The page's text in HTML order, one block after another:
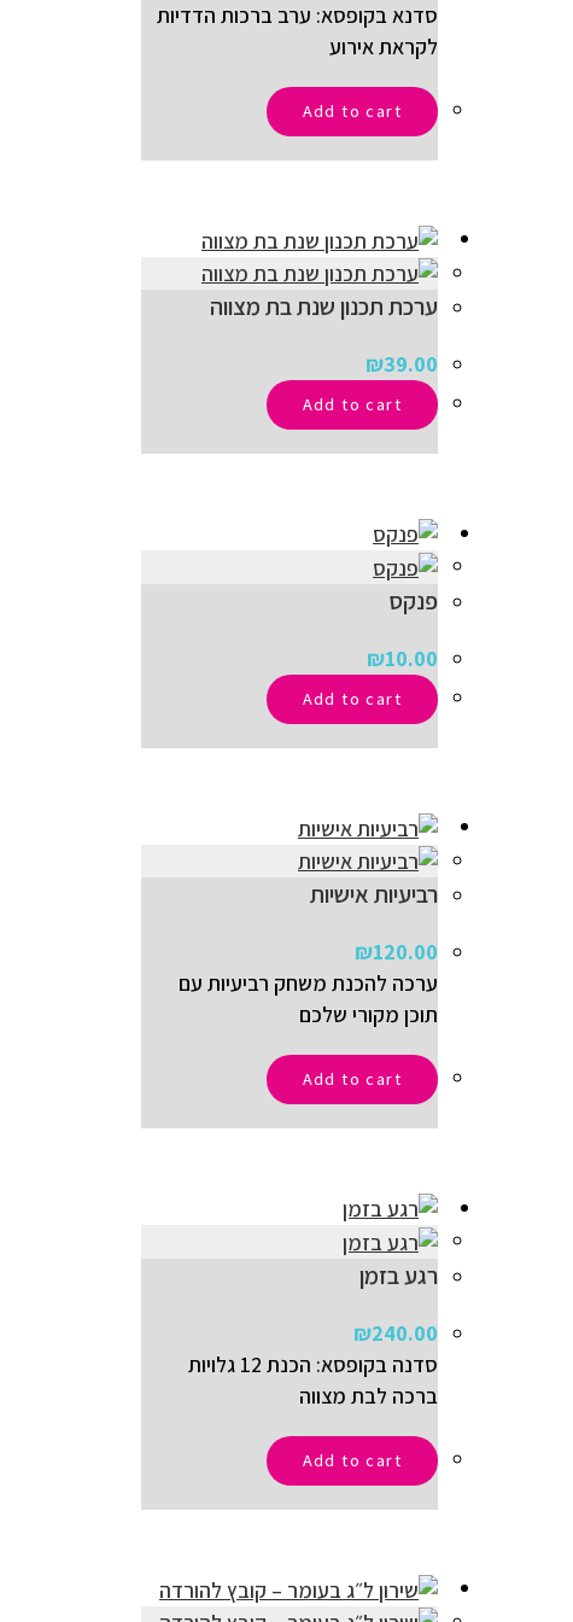
סדנא בקופסא: ערב ברכות הדדיות
לקראת אירוע
Add to cart
ערכת תכנון שנת בת מצווה
₪39.00
Add to cart
פנקס
₪10.00
Add to cart
רביעיות אישיות
₪120.00
ערכה להכנת משחק רביעיות עם
תוכן מקורי שלכם
Add to cart
רגע בזמן
₪240.00
סדנה בקופסא: הכנת 12 גלויות
ברכה לבת מצווה
Add to cart